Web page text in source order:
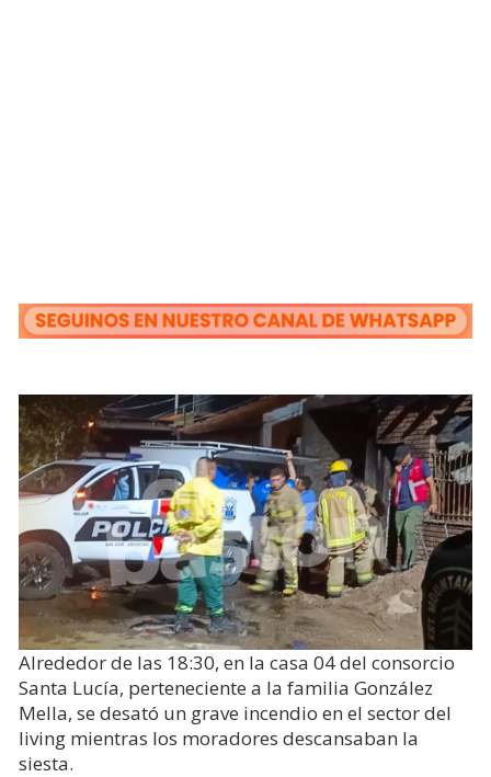
Alrededor de las 18:30, en la casa 04 del consorcio
Santa Lucía, perteneciente a la familia González
Mella, se desató un grave incendio en el sector del
living mientras los moradores descansaban la
siesta.